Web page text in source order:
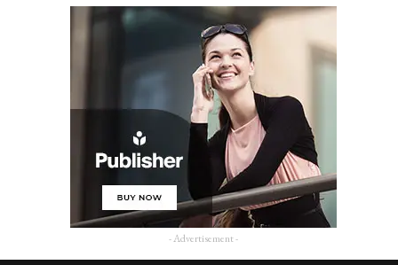
- Advertisement -